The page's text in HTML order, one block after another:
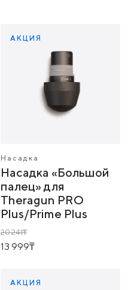
АКЦИЯ
Насадка
Насадка «Большой
палец» для
Theragun PRO
Plus/Prime Plus
20 241
13 999
АКЦИЯ